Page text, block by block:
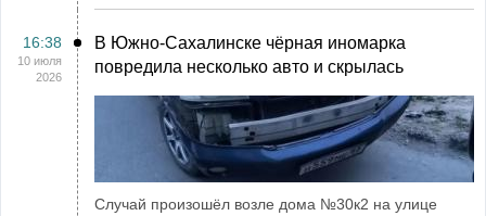
16:38
10 июля
2026
В Южно-Сахалинске чёрная иномарка
повредила несколько авто и скрылась
Случай произошёл возле дома №30к2 на улице